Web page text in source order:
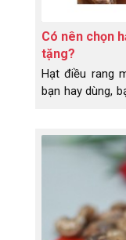
Có nên chọn
tặng?
Hạt điều rang
bạn hay dùng,
ra giá thành
nhưng không
khác, cái kia
mất tiền oan
rang muối loại